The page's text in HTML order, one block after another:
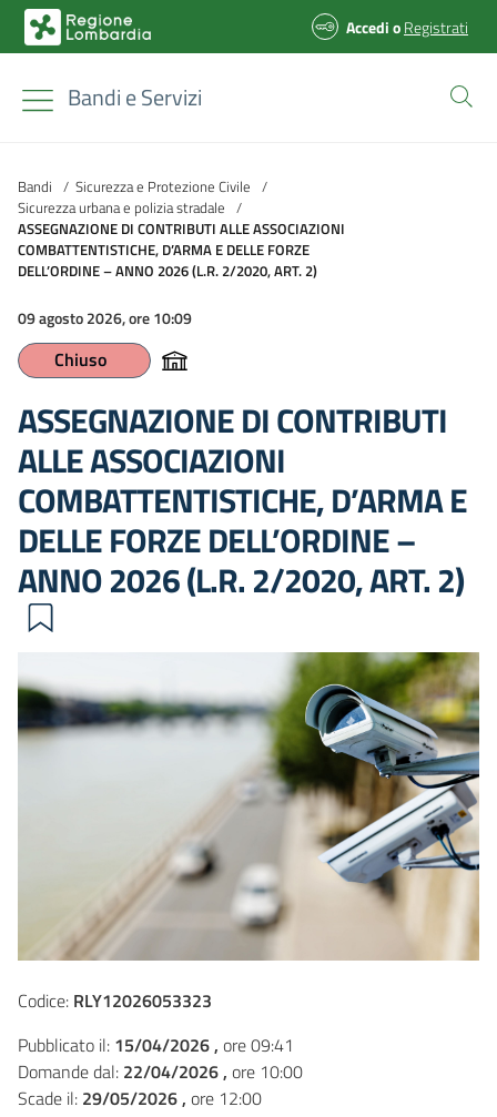
AccedioRegistrati
Bandi e Servizi
Bandi / Sicurezza e Protezione Civile /
Sicurezza urbana e polizia stradale /
ASSEGNAZIONE DI CONTRIBUTI ALLE ASSOCIAZIONI
COMBATTENTISTICHE, D’ARMA E DELLE FORZE
DELL’ORDINE – ANNO 2026 (L.R. 2/2020, ART. 2)
09 agosto 2026, ore 10:09
Chiuso
ASSEGNAZIONE DI CONTRIBUTI
ALLE ASSOCIAZIONI
COMBATTENTISTICHE, D’ARMA E
DELLE FORZE DELL’ORDINE –
ANNO 2026 (L.R. 2/2020, ART. 2)
Codice: RLY12026053323
Pubblicato il: 15/04/2026 , ore 09:41
Domande dal: 22/04/2026 , ore 10:00
Scade il: 29/05/2026 , ore 12:00